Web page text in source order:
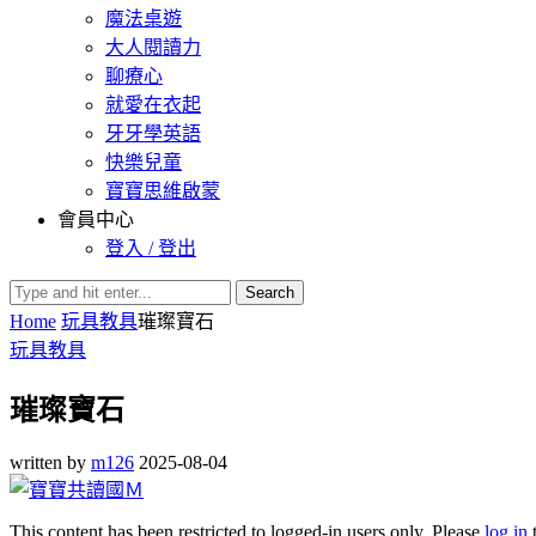
魔法桌遊
大人閱讀力
聊療心
就愛在衣起
牙牙學英語
快樂兒童
寶寶思維啟蒙
會員中心
登入 / 登出
Search
Home 玩具教具璀璨寶石
玩具教具
璀璨寶石
written by m126 2025-08-04
This content has been restricted to logged-in users only. Please log in